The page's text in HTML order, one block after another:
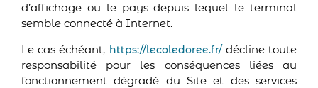
d’affichage ou le pays depuis lequel le terminal
semble connecté à Internet.
Le cas échéant, https://lecoledoree.fr/décline toute
responsabilité pour les conséquences liées au
fonctionnement dégradé du Site et des services